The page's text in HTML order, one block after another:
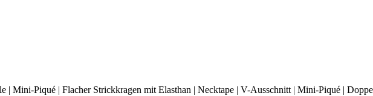
| Mini-Piqué | Flacher Strickkragen mit Elasthan | Necktape | V-Ausschnitt | Mini-Piqué |